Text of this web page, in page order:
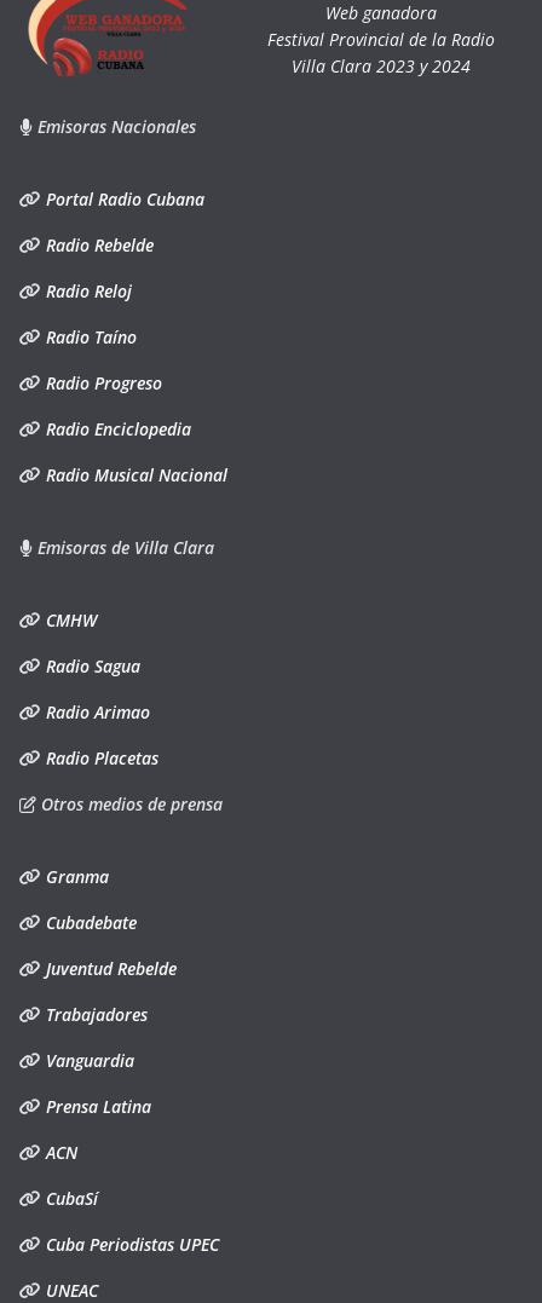
Web ganadora
Festival Provincial de la Radio
Villa Clara 2023 y 2024
Emisoras Nacionales
Portal Radio Cubana
Radio Rebelde
Radio Reloj
Radio Taíno
Radio Progreso
Radio Enciclopedia
Radio Musical Nacional
Emisoras de Villa Clara
CMHW
Radio Sagua
Radio Arimao
Radio Placetas
Otros medios de prensa
Granma
Cubadebate
Juventud Rebelde
Trabajadores
Vanguardia
Prensa Latina
ACN
CubaSí
Cuba Periodistas UPEC
UNEAC